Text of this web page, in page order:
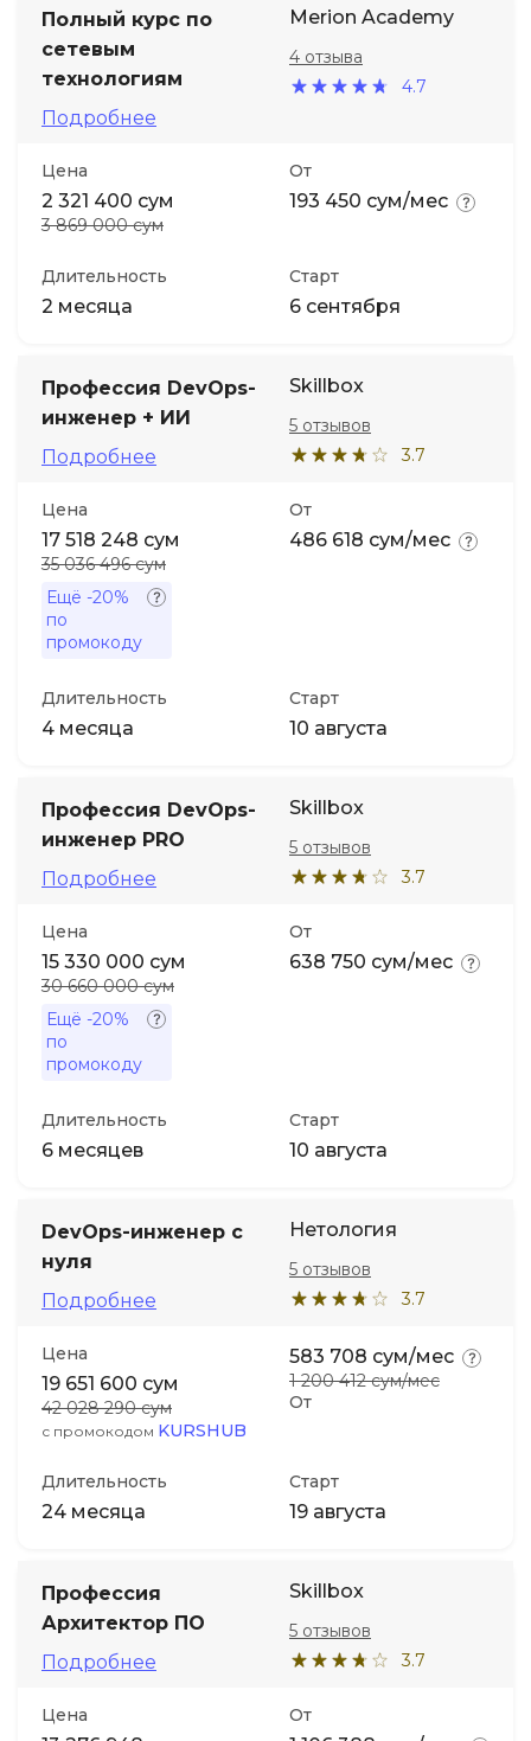
Полный курс по
сетевым
технологиям
Подробнее
Merion Academy
4.7
4 отзыва
Цена
2 321 400 сум
3 869 000 сум
От
193 450 сум/мес
Длительность
2 месяца
Старт
6 сентября
Профессия DevOps-
инженер + ИИ
Подробнее
Skillbox
3.7
5 отзывов
Цена
17 518 248 сум
35 036 496 сум
Ещё -20%
по
промокоду
От
486 618 сум/мес
Длительность
4 месяца
Старт
10 августа
Профессия DevOps-
инженер PRO
Подробнее
Skillbox
3.7
5 отзывов
Цена
15 330 000 сум
30 660 000 сум
Ещё -20%
по
промокоду
От
638 750 сум/мес
Длительность
6 месяцев
Старт
10 августа
DevOps-инженер с
нуля
Подробнее
Нетология
3.7
5 отзывов
Цена
19 651 600 сум
42 028 290 сум
с промокодом KURSHUB
От
583 708 сум/мес
1 200 412 сум/мес
Длительность
24 месяца
Старт
19 августа
Профессия
Архитектор ПО
Подробнее
Skillbox
3.7
5 отзывов
Цена От